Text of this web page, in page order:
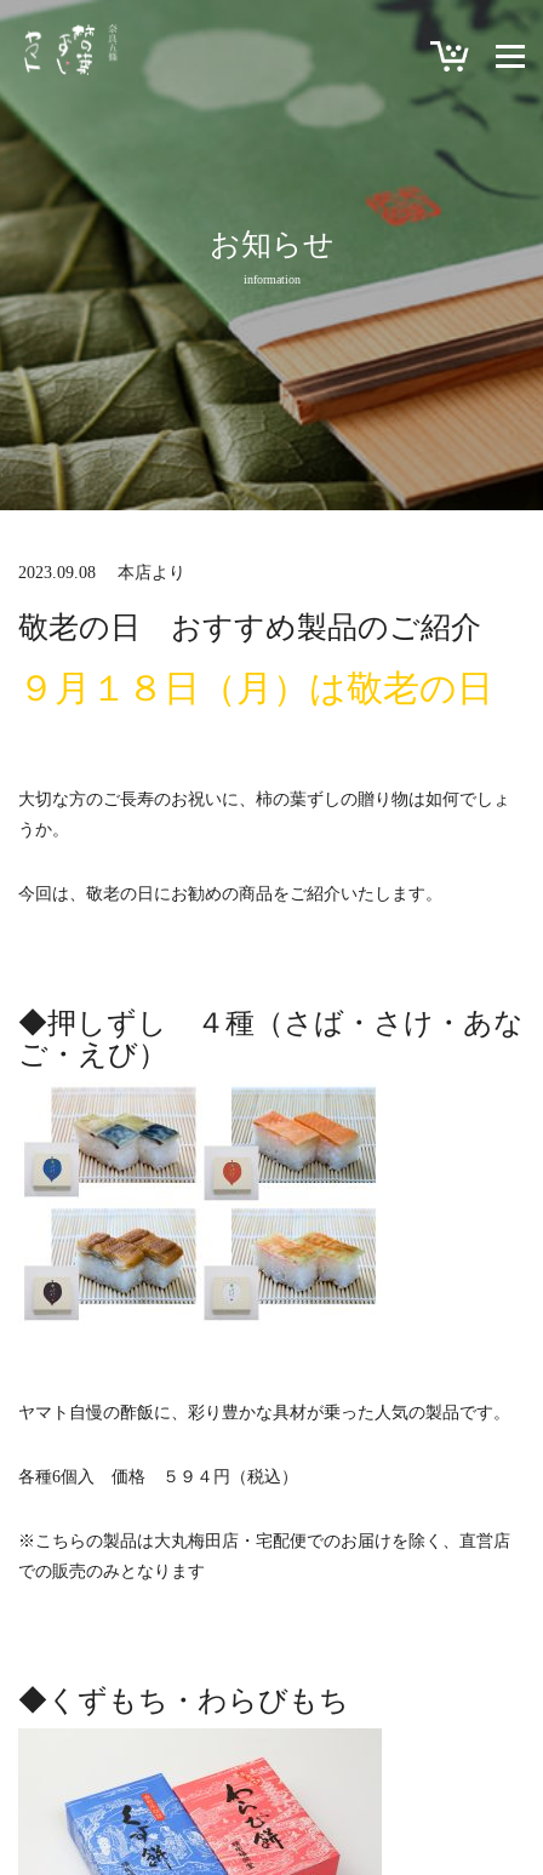
お知らせ
information
2023.09.08 本店より
敬老の日 おすすめ製品のご紹介
９月１８日（月）は敬老の日
大切な方のご長寿のお祝いに、柿の葉ずしの贈り物は如何でしょ
うか。
今回は、敬老の日にお勧めの商品をご紹介いたします。
◆押しずし ４種（さば・さけ・あな
ご・えび）
ヤマト自慢の酢飯に、彩り豊かな具材が乗った人気の製品です。
各種6個入 価格 ５９４円（税込）
※こちらの製品は大丸梅田店・宅配便でのお届けを除く、直営店
での販売のみとなります
◆くずもち・わらびもち